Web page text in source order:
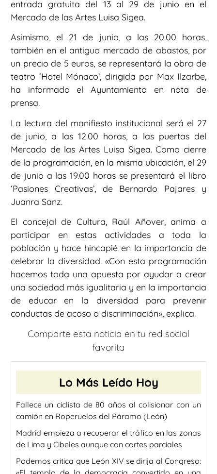
entrada gratuita del 13 al 29 de junio en el
Mercado de las Artes Luisa Sigea.
Asimismo, el 21 de junio, a las 20.00 horas,
también en el antiguo mercado de abastos, por
un precio de 5 euros, se representará la obra de
teatro ‘Hotel Mónaco’, dirigida por Max Ilzarbe,
ha informado el Ayuntamiento en nota de
prensa.
La lectura del manifiesto institucional será el 27
de junio, a las 12.00 horas, a las puertas del
Mercado de las Artes Luisa Sigea. Como cierre
de la programación, en la misma ubicación, el 29
de junio a las 19.00 horas se presentará el libro
‘Pasiones Creativas’, de Bernardo Pajares y
Juanra Sanz.
El concejal de Cultura, Raúl Añover, anima a
participar en estas actividades a toda la
población y hace hincapié en la importancia de
celebrar la diversidad. «Con esta programación
hacemos toda una apuesta por ayudar a crear
una sociedad más igualitaria y en la importancia
de educar en la diversidad para prevenir
conductas de acoso o discriminación», explica.
Comparte esta noticia en tu red social
favorita
Lo Más Leído Hoy
Fallece un ciclista de 80 años al colisionar con un
camión en Roperuelos del Páramo (León)
Madrid empieza a recuperar el tráfico en las zonas
de Lima y Cibeles aunque con cortes parciales
Podemos critica que León XIV se dirija al Congreso: